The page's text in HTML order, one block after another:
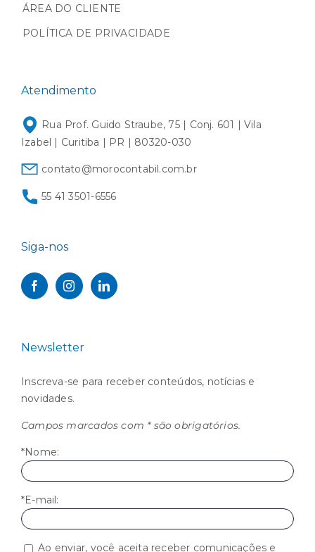
ÁREA DO CLIENTE
POLÍTICA DE PRIVACIDADE
Atendimento
Rua Prof. Guido Straube, 75 | Conj. 601 | Vila
Izabel | Curitiba | PR | 80320-030
contato@morocontabil.com.br
55 41 3501-6556
Siga-nos
Newsletter
Inscreva-se para receber conteúdos, notícias e
novidades.
Campos marcados com * são obrigatórios.
*Nome:
*E-mail:
Ao enviar, você aceita receber comunicações e